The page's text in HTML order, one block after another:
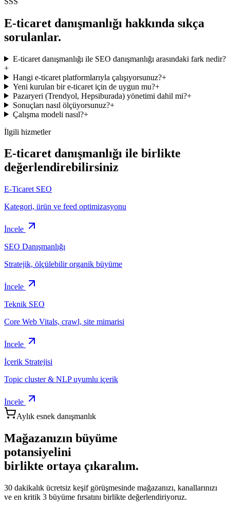
E-ticaret danışmanlığı hakkında sıkça
sorulanlar.
E-ticaret danışmanlığı ile SEO danışmanlığı arasındaki fark nedir?
+
Hangi e-ticaret platformlarıyla çalışıyorsunuz?+
Yeni kurulan bir e-ticaret için de uygun mu?+
Pazaryeri (Trendyol, Hepsiburada) yönetimi dahil mi?+
Sonuçları nasıl ölçüyorsunuz?+
Çalışma modeli nasıl?+
İlgili hizmetler
E-ticaret danışmanlığı ile birlikte
değerlendirebilirsiniz
E-Ticaret SEO
Kategori, ürün ve feed optimizasyonu
İncele
SEO Danışmanlığı
Stratejik, ölçülebilir organik büyüme
İncele
Teknik SEO
Core Web Vitals, crawl, site mimarisi
İncele
İçerik Stratejisi
Topic cluster & NLP uyumlu içerik
İncele
Aylık esnek danışmanlık
Mağazanızın büyüme
potansiyelini
birlikte ortaya çıkaralım.
30 dakikalık ücretsiz keşif görüşmesinde mağazanızı, kanallarınızı
ve en kritik 3 büyüme fırsatını birlikte değerlendiriyoruz.